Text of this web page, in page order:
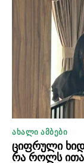
ᲐᲮᲐᲚᲘ ᲐᲛᲑᲔᲑᲘ
ციფრული
რა როლს